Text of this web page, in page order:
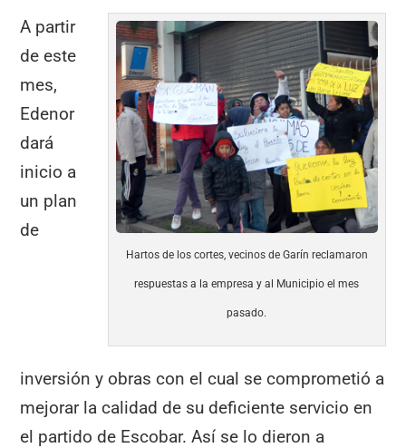
Hartos de los cortes, vecinos de Garín reclamaron
respuestas a la empresa y al Municipio el mes
pasado.
A partir
de este
mes,
Edenor
dará
inicio a
un plan
de
inversión y obras con el cual se comprometió a
mejorar la calidad de su deficiente servicio en
el partido de Escobar. Así se lo dieron a